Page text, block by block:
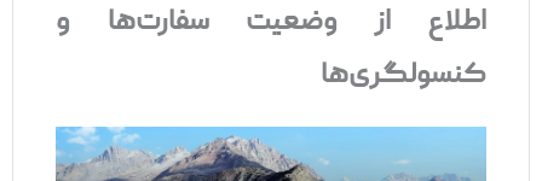
اطلاع از وضعیت سفارت‌ها و
کنسولگری‌ها